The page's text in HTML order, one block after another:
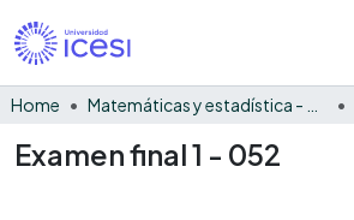
Home
Examen final 1 - 052